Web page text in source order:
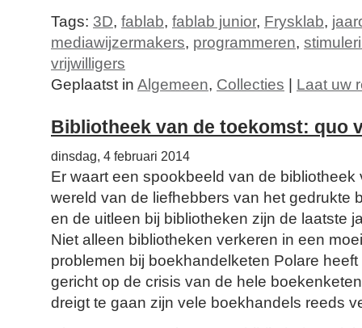
Tags: 3D, fablab, fablab junior, Frysklab,
mediawijzermakers, programmeren,
vrijwilligers
Geplaatst in Algemeen, Collecties Laat uw
Bibliotheek van de toekomst: quo
dinsdag, 4 februari 2014
Er waart een spookbeeld van de
wereld van de liefhebbers van het gedrukte
en de uitleen bij bibliotheken zijn de laatste
Niet alleen bibliotheken verkeren in een
problemen bij boekhandelketen Polare
gericht op de crisis van de hele
dreigt te gaan zijn vele boekhandels reeds